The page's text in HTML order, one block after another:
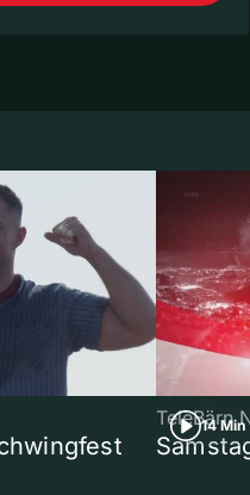
14 Min
TeleBärn